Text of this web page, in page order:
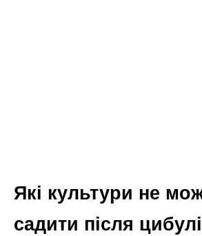
Які культури не
садити після цибулі